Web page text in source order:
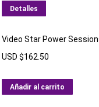
Detalles
Video Star Power
USD $162.50
Añadir al carrito